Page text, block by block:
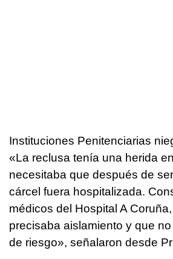
Instituciones Penitenciarias
«La reclusa tenía una herida
necesitaba que después de
cárcel fuera hospitalizada.
médicos del Hospital A
precisaba aislamiento y que
de riesgo», señalaron desde